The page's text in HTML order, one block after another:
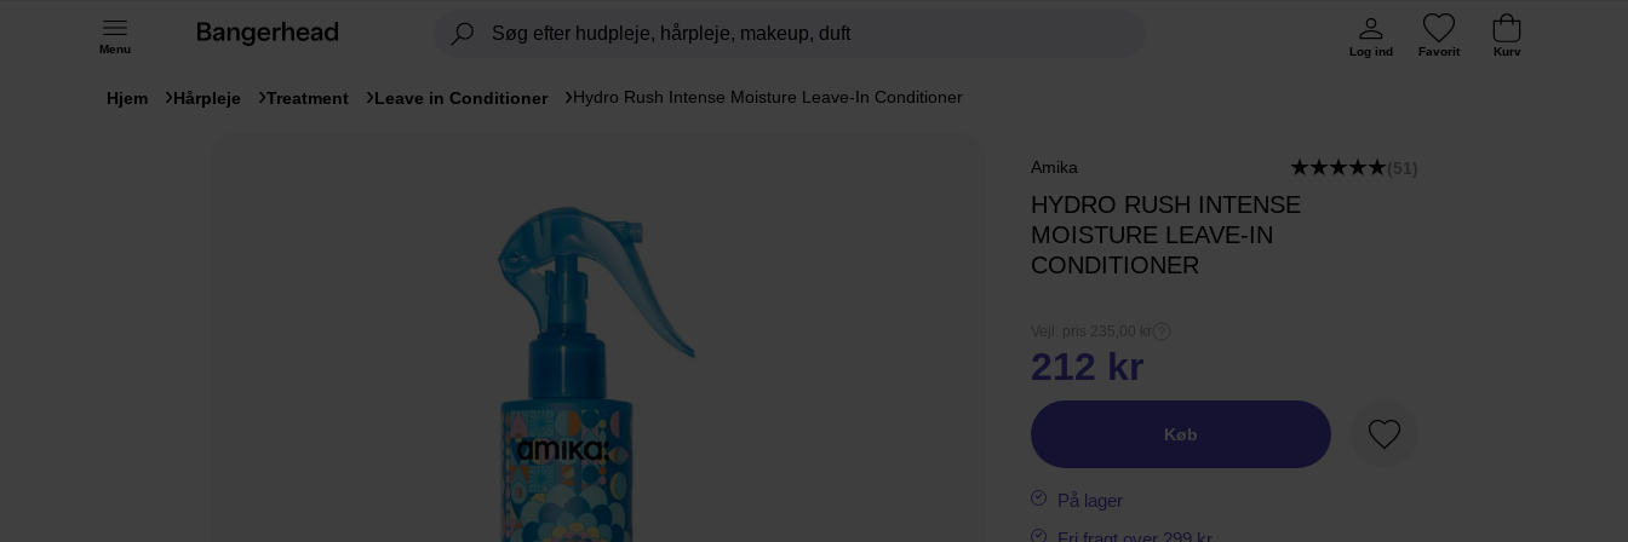
Menu Log ind Favorit Kurv
Hjem Hårpleje Treatment Leave in Conditioner Hydro Rush Intense Moisture Leave-In Conditioner
Amika (51)
HYDRO RUSH INTENSE
MOISTURE LEAVE-IN
CONDITIONER
Vejl. pris 235,00 kr
212 kr
Køb
Favorit
På lager